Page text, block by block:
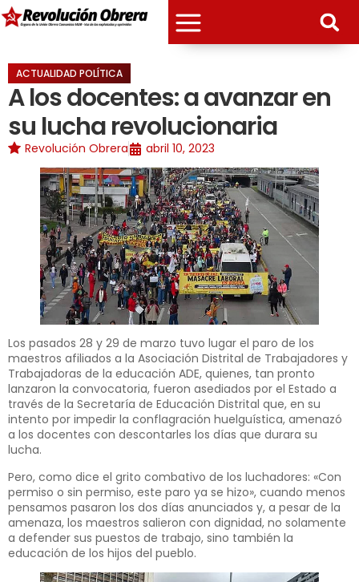
ACTUALIDAD POLÍTICA
A los docentes: a avanzar en
su lucha revolucionaria
Revolución Obrera abril 10, 2023
Los pasados 28 y 29 de marzo tuvo lugar el paro de los
maestros afiliados a la Asociación Distrital de Trabajadores y
Trabajadoras de la educación ADE, quienes, tan pronto
lanzaron la convocatoria, fueron asediados por el Estado a
través de la Secretaría de Educación Distrital que, en su
intento por impedir la conflagración huelguística, amenazó
a los docentes con descontarles los días que durara su
lucha.
Pero, como dice el grito combativo de los luchadores: «Con
permiso o sin permiso, este paro ya se hizo», cuando menos
pensamos pasaron los dos días anunciados y, a pesar de la
amenaza, los maestros salieron con dignidad, no solamente
a defender sus puestos de trabajo, sino también la
educación de los hijos del pueblo.